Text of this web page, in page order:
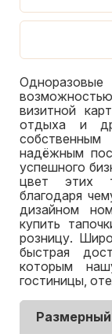
визитной
отдыха и
надёжным
успешного
цвет этих
благодаря
дизайном
купить
розницу.
быстрая
которым
гостиницы,